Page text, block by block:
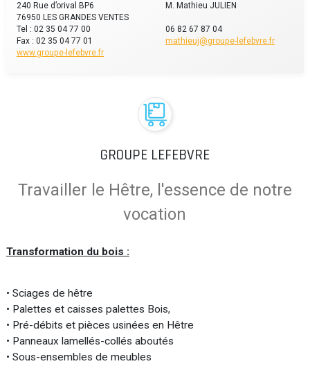
GROUPE LEFEBVRE
Travailler le Hêtre, l'essence de notre
vocation
Transformation du bois :
• Sciages de hêtre
• Palettes et caisses palettes Bois,
• Pré-débits et pièces usinées en Hêtre
• Panneaux lamellés-collés aboutés
• Sous-ensembles de meubles
240 Rue d’orival BP6
76950 LES GRANDES VENTES
Tel : 02 35 04 77 00
Fax : 02 35 04 77 01
www.groupe-lefebvre.fr
M. Mathieu JULIEN
06 82 67 87 04
mathieuj@groupe-lefebvre.fr